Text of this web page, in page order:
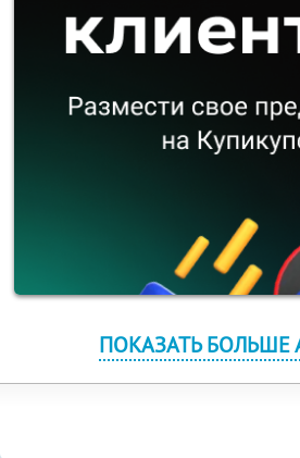
ПОКАЗАТЬ БОЛЬШЕ